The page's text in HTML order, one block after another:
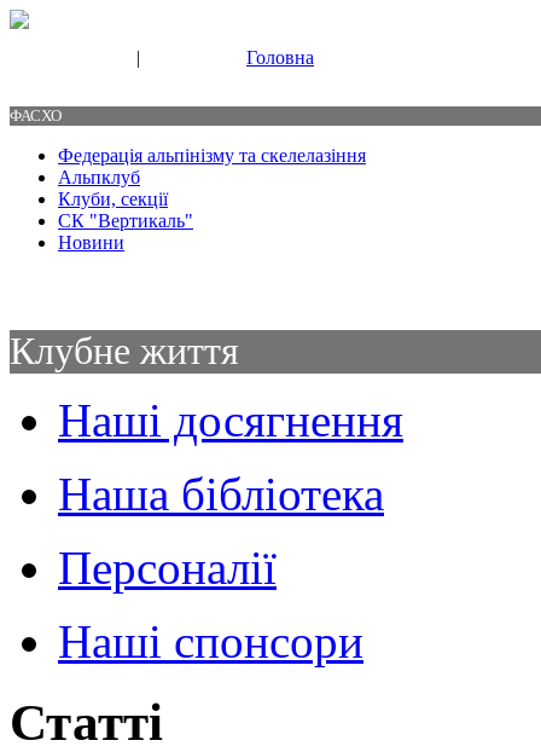
| Головна
ФАСХО
Федерація альпінізму та скелелазіння
Альпклуб
Клуби, секції
СК "Вертикаль"
Новини
Клубне життя
Наші досягнення
Наша бібліотека
Персоналії
Наші спонсори
Статті